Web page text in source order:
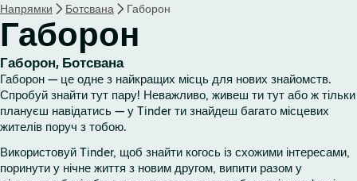
н
а
с
о
р
і
а
T
Напрямки Ботсвана Габорон
Габорон
Габорон, Ботсвана
Габорон — це одне з найкращих місць для нових знайомств.
Спробуй знайти тут пару! Неважливо, живеш ти тут або ж тільки
плануєш навідатись — у Tinder ти знайдеш багато місцевих
жителів поруч з тобою.
Використовуй Tinder, щоб знайти когось із схожими інтересами,
поринути у нічне життя з новим другом, випити разом у